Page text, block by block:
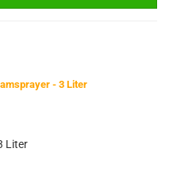
Liter